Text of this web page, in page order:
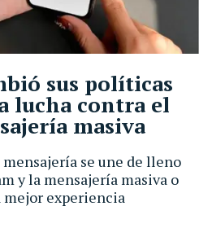
se une de lleno
y la mensajería masiva o
mejor experiencia
sus políticas
lucha contra el
masiva